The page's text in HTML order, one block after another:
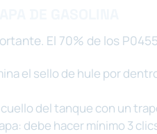
El 70% de los
el sello de hule por
del tanque con un
debe hacer mínimo 3